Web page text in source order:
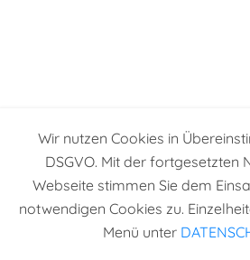
Wir nutzen Cookies in
DSGVO. Mit der fortgesetzten
Webseite stimmen Sie dem
notwendigen Cookies zu.
Menü unter